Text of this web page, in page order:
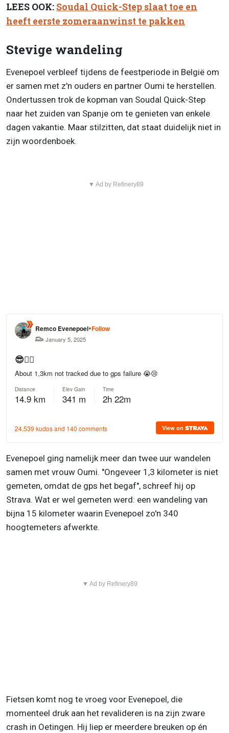
LEES OOK: Soudal Quick-Step slaat toe en
heeft eerste zomeraanwinst te pakken
Stevige wandeling
Evenepoel verbleef tijdens de feestperiode in België om
er samen met z'n ouders en partner Oumi te herstellen.
Ondertussen trok de kopman van Soudal Quick-Step
naar het zuiden van Spanje om te genieten van enkele
dagen vakantie. Maar stilzitten, dat staat duidelijk niet in
zijn woordenboek.
▼ Ad by Refinery89
Evenepoel ging namelijk meer dan twee uur wandelen
samen met vrouw Oumi. "Ongeveer 1,3 kilometer is niet
gemeten, omdat de gps het begaf", schreef hij op
Strava. Wat er wel gemeten werd: een wandeling van
bijna 15 kilometer waarin Evenepoel zo'n 340
hoogtemeters afwerkte.
▼ Ad by Refinery89
Fietsen komt nog te vroeg voor Evenepoel, die
momenteel druk aan het revalideren is na zijn zware
crash in Oetingen. Hij liep er meerdere breuken op én